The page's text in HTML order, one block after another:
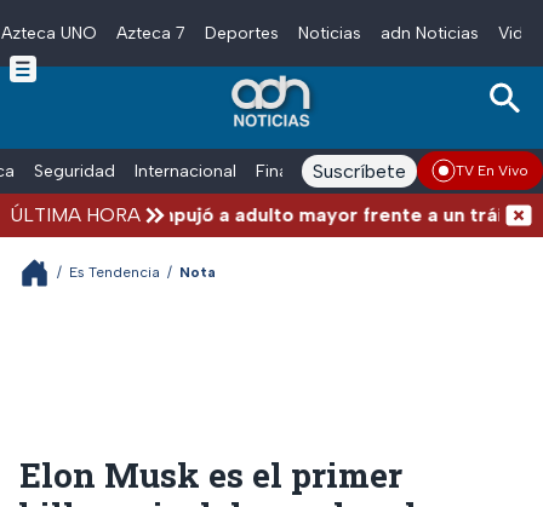
Skip to main content
Azteca UNO Azteca 7 Deportes Noticias adn Noticias
Seguridad Internacional Finanzas adn Noticias Radio
Suscríbete TV En Vivo
ÚLTIMA HORAque empujó a adulto mayor frente a un tráiler en
/ Es Tendencia / Nota
Elon Musk es el primer